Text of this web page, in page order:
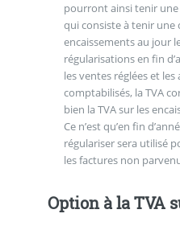
pourront ainsi tenir
qui consiste à tenir une
encaissements au jour
régularisations en fin
les ventes réglées et
comptabilisés, la TVA
bien la TVA sur les
Ce n’est qu’en fin
régulariser sera utilisé
les factures non
Option à la TVA